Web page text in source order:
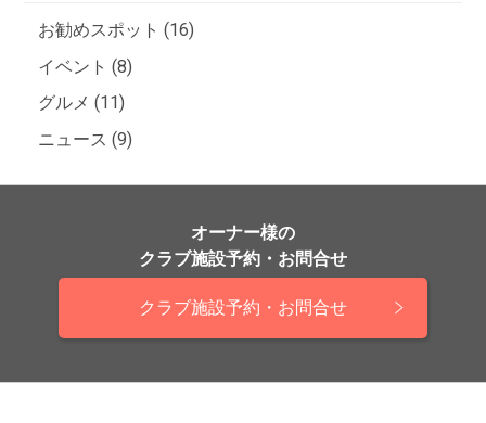
お勧めスポット (16)
イベント (8)
グルメ (11)
ニュース (9)
オーナー様の
クラブ施設予約・お問合せ
クラブ施設予約・お問合せ